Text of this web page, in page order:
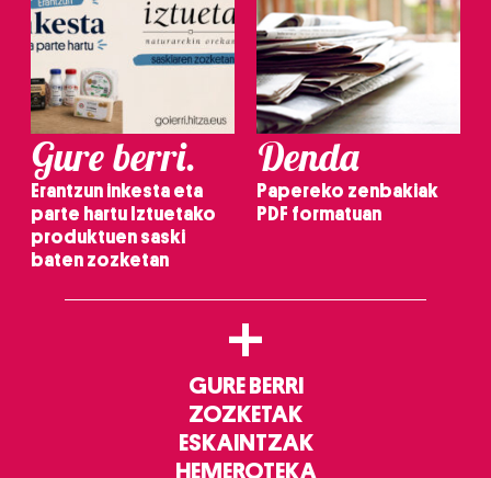
Gure berri.
Erantzun inkesta eta
parte hartu Iztuetako
produktuen saski
baten zozketan
Denda
Papereko zenbakiak
PDF formatuan
+
GURE BERRI
ZOZKETAK
ESKAINTZAK
HEMEROTEKA